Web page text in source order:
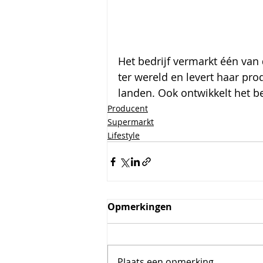
Het bedrijf vermarkt één
ter wereld en levert haar
landen. Ook ontwikkelt het
Producent
Supermarkt
Lifestyle
Opmerkingen